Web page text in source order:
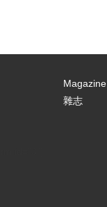
Magazine
雜志